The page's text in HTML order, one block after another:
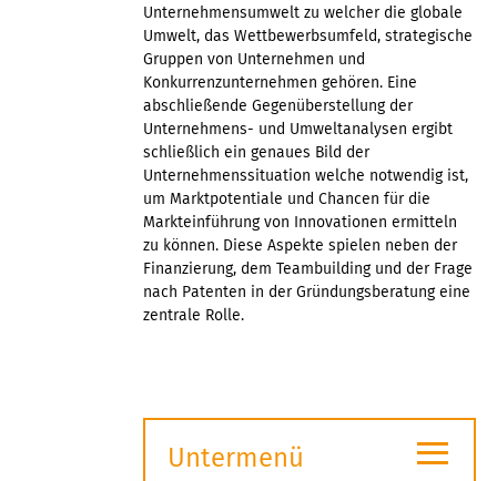
Unternehmensumwelt zu welcher die globale
Umwelt, das Wettbewerbsumfeld, strategische
Gruppen von Unternehmen und
Konkurrenzunternehmen gehören. Eine
abschließende Gegenüberstellung der
Unternehmens- und Umweltanalysen ergibt
schließlich ein genaues Bild der
Unternehmenssituation welche notwendig ist,
um Marktpotentiale und Chancen für die
Markteinführung von Innovationen ermitteln
zu können. Diese Aspekte spielen neben der
Finanzierung, dem Teambuilding und der Frage
nach Patenten in der Gründungsberatung eine
zentrale Rolle.
Untermenü
≡